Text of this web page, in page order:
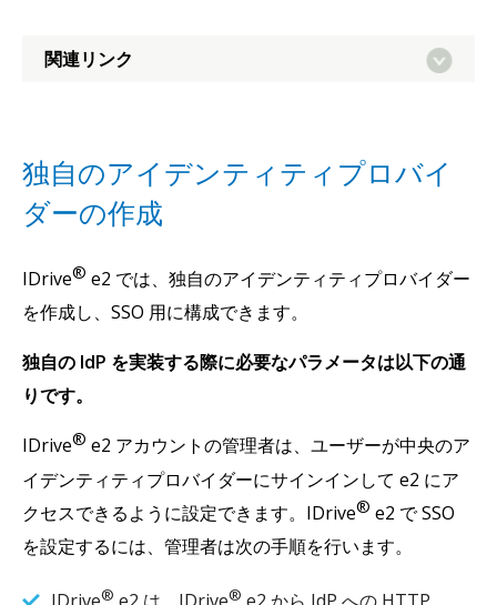
関連リンク
独自のアイデンティティプロバイ
ダーの作成
IDrive® e2 では、独自のアイデンティティプロバイダー
を作成し、SSO 用に構成できます。
独自の IdP を実装する際に必要なパラメータは以下の通
りです。
IDrive® e2 アカウントの管理者は、ユーザーが中央のア
イデンティティプロバイダーにサインインして e2 にア
クセスできるように設定できます。IDrive® e2 で SSO
を設定するには、管理者は次の手順を行います。
® ®